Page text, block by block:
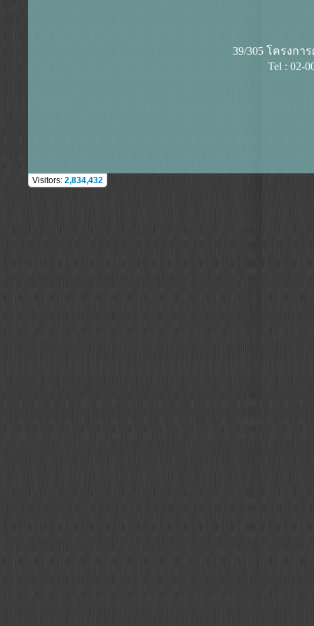
39/305 โครงก
Tel : 02-
Visitors: 2,834,432